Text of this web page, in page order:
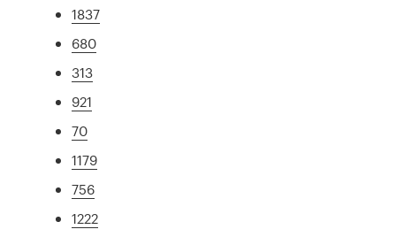
1837
680
313
921
70
1179
756
1222